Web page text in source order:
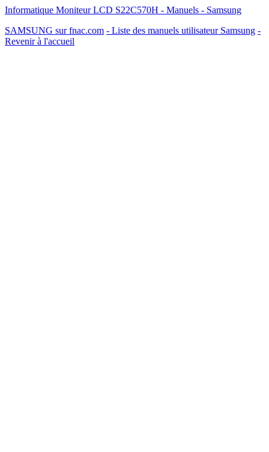
Informatique Moniteur LCD S22C570H - Manuels - Samsung
SAMSUNG sur fnac.com - Liste des manuels utilisateur Samsung -
Revenir à l'accueil